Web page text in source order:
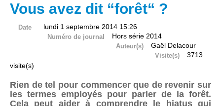
Vous avez dit “forêt“ ?
Date lundi 1 septembre 2014 15:26
Numéro de journal Hors série 2014
Auteur(s) Gaël Delacour
Visite(s)
3713
visite(s)
Rien de tel pour commencer que de revenir sur
les termes employés pour parler de la forêt.
Cela peut aider à comprendre le hiatus qui